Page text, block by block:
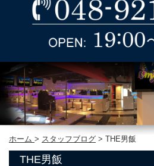
ホーム > スタッフブログ > THE男飯
THE男飯